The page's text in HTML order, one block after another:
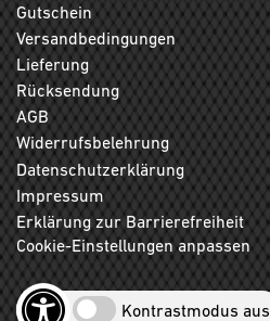
Gutschein
Versandbedingungen
Lieferung
Rücksendung
AGB
Widerrufsbelehrung
Datenschutzerklärung
Impressum
Erklärung zur Barrierefreiheit
Cookie-Einstellungen anpassen
Kontrastmodus aus